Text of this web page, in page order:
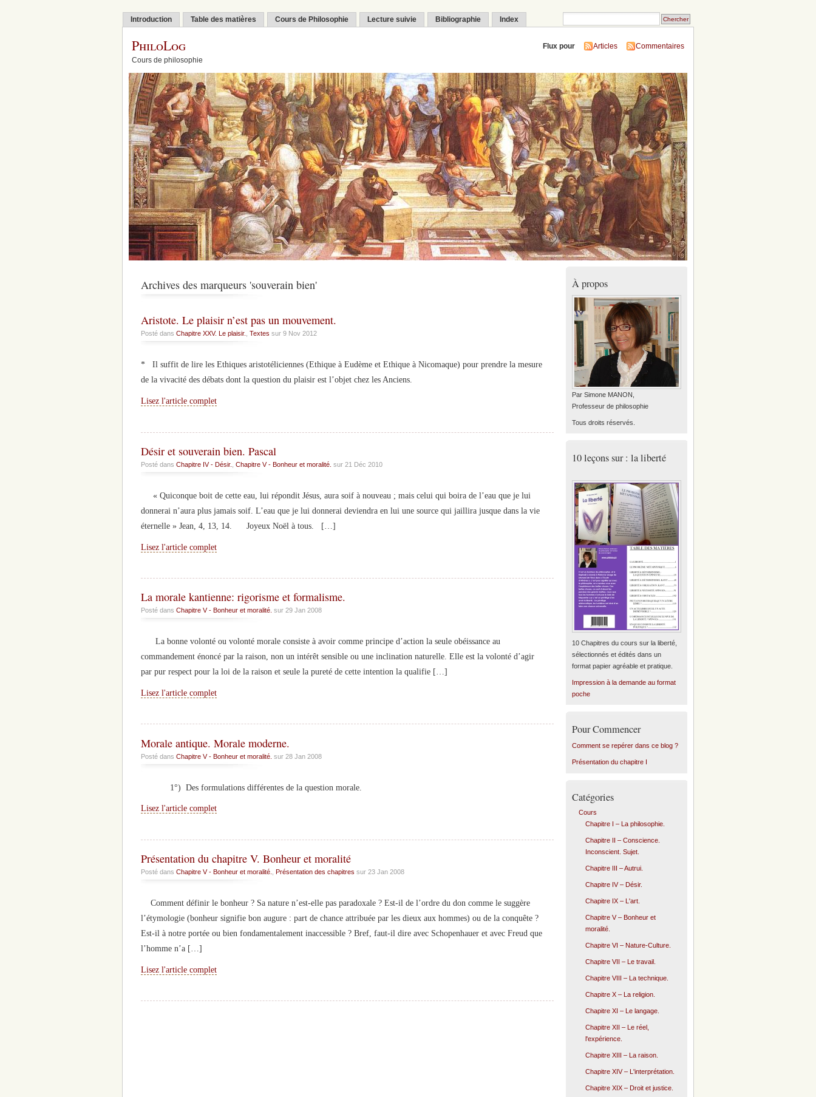
Introduction Table des matières Cours de Philosophie Lecture suivie Bibliographie Index
PhiloLog
Cours de philosophie
Flux pour Articles Commentaires
Archives des marqueurs 'souverain bien'
Aristote. Le plaisir n’est pas un mouvement.
Posté dans Chapitre XXV. Le plaisir., Textes sur 9 Nov 2012
* Il suffit de lire les Ethiques aristotéliciennes (Ethique à Eudème et Ethique à Nicomaque) pour prendre la mesure
de la vivacité des débats dont la question du plaisir est l’objet chez les Anciens.
Lisez l'article complet
Désir et souverain bien. Pascal
Posté dans Chapitre IV - Désir. Chapitre V - Bonheur et moralité. sur 21 Déc 2010
« Quiconque boit de cette eau, lui répondit Jésus, aura soif à nouveau ; mais celui qui boira de l’eau que je lui
donnerai n’aura plus jamais soif. L’eau que je lui donnerai deviendra en lui une source qui jaillira jusque dans la vie
éternelle » Jean, 4, 13, 14. Joyeux Noël à tous. […]
Lisez l'article complet
La morale kantienne: rigorisme et formalisme.
Posté dans Chapitre V - Bonheur et moralité. sur 29 Jan 2008
La bonne volonté ou volonté morale consiste à avoir comme principe d’action la seule obéissance au
commandement énoncé par la raison, non un intérêt sensible ou une inclination naturelle. Elle est la volonté d’agir
par pur respect pour la loi de la raison et seule la pureté de cette intention la qualifie […]
Lisez l'article complet
Morale antique. Morale moderne.
Posté dans Chapitre V - Bonheur et moralité. sur 28 Jan 2008
1°) Des formulations différentes de la question morale.
Lisez l'article complet
Présentation du chapitre V. Bonheur et moralité
Posté dans Chapitre V - Bonheur et moralité. Présentation des chapitres sur 23 Jan 2008
Comment définir le bonheur ? Sa nature n’est-elle pas paradoxale ? Est-il de l’ordre du don comme le suggère
l’étymologie (bonheur signifie bon augure : part de chance attribuée par les dieux aux hommes) ou de la conquête ?
Est-il à notre portée ou bien fondamentalement inaccessible ? Bref, faut-il dire avec Schopenhauer et avec Freud que
l’homme n’a […]
Lisez l'article complet
À propos
Par Simone MANON,
Professeur de philosophie
Tous droits réservés.
10 leçons sur : la liberté
10 Chapitres du cours sur la liberté,
sélectionnés et édités dans un
format papier agréable et pratique.
Impression à la demande au format
poche
Pour Commencer
Comment se repérer dans ce blog ?
Présentation du chapitre I
Catégories
Cours
Chapitre I – La philosophie.
Chapitre II – Conscience.
Inconscient. Sujet.
Chapitre III – Autrui.
Chapitre IV – Désir.
Chapitre IX – L'art.
Chapitre V – Bonheur et
moralité.
Chapitre VI – Nature-Culture.
Chapitre VII – Le travail.
Chapitre VIII – La technique.
Chapitre X – La religion.
Chapitre XI – Le langage.
Chapitre XII – Le réel,
l'expérience.
Chapitre XIII – La raison.
Chapitre XIV – L'interprétation.
Chapitre XIX – Droit et justice.